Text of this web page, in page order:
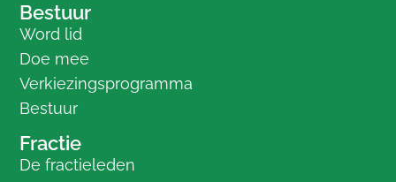
Bestuur
Word lid
Doe mee
Verkiezingsprogramma
Bestuur
Fractie
De fractieleden